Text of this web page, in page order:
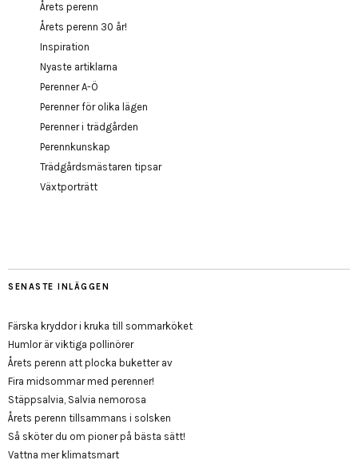
Årets perenn
Årets perenn 30 år!
Inspiration
Nyaste artiklarna
Perenner A-Ö
Perenner för olika lägen
Perenner i trädgården
Perennkunskap
Trädgårdsmästaren tipsar
Växtporträtt
SENASTE INLÄGGEN
Färska kryddor i kruka till sommarköket
Humlor är viktiga pollinörer
Årets perenn att plocka buketter av
Fira midsommar med perenner!
Stäppsalvia, Salvia nemorosa
Årets perenn tillsammans i solsken
Så sköter du om pioner på bästa sätt!
Vattna mer klimatsmart